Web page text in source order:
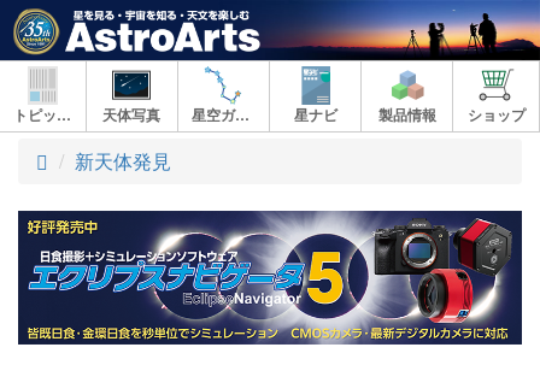
トピックス 天体写真 星空ガイド 星ナビ 製品情報 ショップ
ト
プ
新天体発見